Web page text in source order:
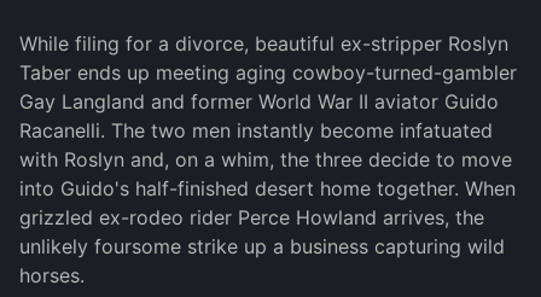
While filing for a divorce, beautiful ex-stripper Roslyn
Taber ends up meeting aging cowboy-turned-gambler
Gay Langland and former World War II aviator Guido
Racanelli. The two men instantly become infatuated
with Roslyn and, on a whim, the three decide to move
into Guido's half-finished desert home together. When
grizzled ex-rodeo rider Perce Howland arrives, the
unlikely foursome strike up a business capturing wild
horses.